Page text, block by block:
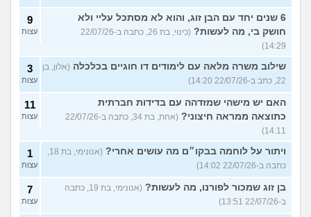
6 שנים יחד עם הבן זוג, והוא לא מסתכל עליי ולא
חושק בי, מה לעשות?
(כינוי, בת 26, כתבה ב-22/07/26
14:29)
9
עצות
שילוב משרה מלאה עם לימודים דו חוגיים בכלכלה (אלון, בן
22, כתב ב-22/07/26 14:20)
3
עצות
האם יש מישהי שמזדהה עם בדידות חברתית
כתוצאה ממראה חיצוני?
(אחת, בת 34, כתבה ב-22/07/26
14:11)
11
עצות
ויתור על לוחמה בבקו״ם מה עושים אחרי?
(אנונימי, בת 18,
כתבה ב-22/07/26 14:02)
1
עצות
בן זוג שמכור לפורנו, מה לעשות?
(אנונימי, בת 19, כתבה
ב-22/07/26 13:51)
7
עצות